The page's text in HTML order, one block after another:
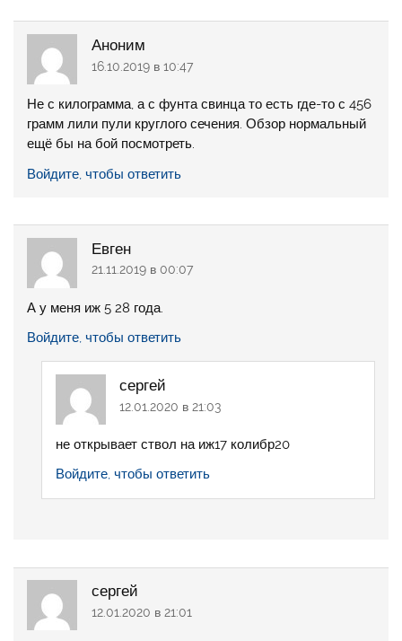
Аноним
16.10.2019 в 10:47
Не с килограмма, а с фунта свинца то есть где-то с 456
грамм лили пули круглого сечения. Обзор нормальный
ещё бы на бой посмотреть.
Войдите, чтобы ответить
Евген
21.11.2019 в 00:07
А у меня иж 5 28 года.
Войдите, чтобы ответить
сергей
12.01.2020 в 21:03
не открывает ствол на иж17 колибр20
Войдите, чтобы ответить
сергей
12.01.2020 в 21:01